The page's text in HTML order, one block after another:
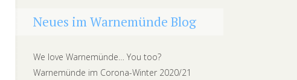
Neues im Warnemünde Blog
We love Warnemünde… You too?
Warnemünde im Corona-Winter 2020/21